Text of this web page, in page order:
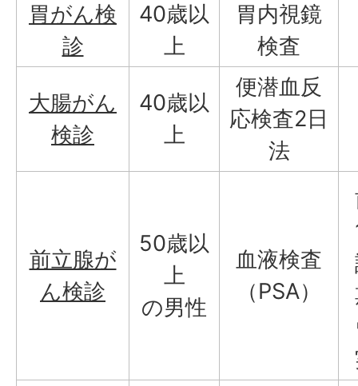
胃がん検
診
40歳以
上
胃内視鏡
検査
大腸がん
検診
40歳以
上
便潜血反
応検査2日
法
前立腺が
ん検診
50歳以
上
の男性
血液検査
（PSA）